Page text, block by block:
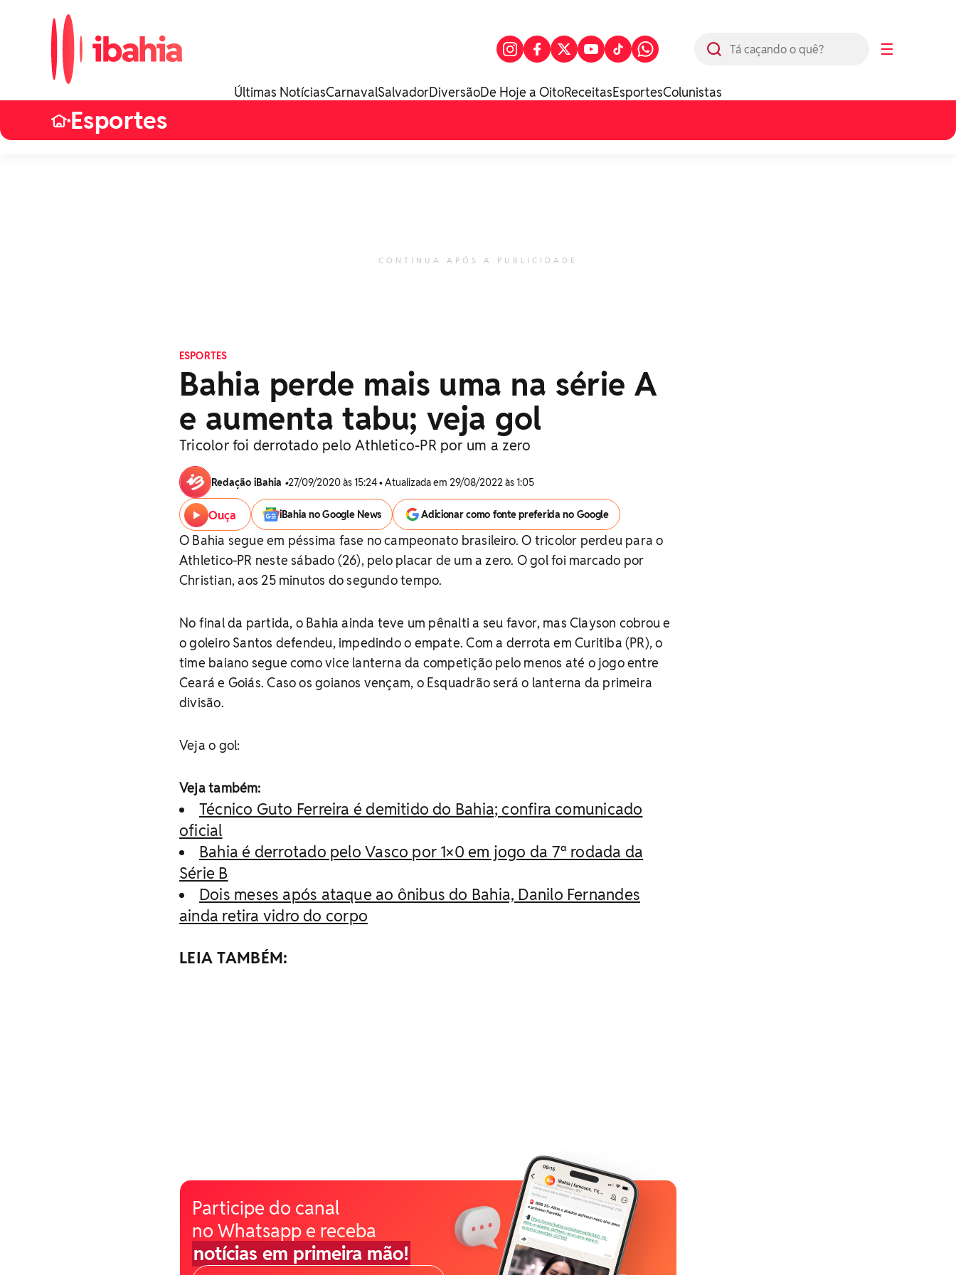
☰
Últimas NotíciasCarnavalSalvadorDiversãoDe Hoje a OitoReceitasEsportesColunistas
•Esportes
CONTINUA APÓS A PUBLICIDADE
ESPORTES
Bahia perde mais uma na série A
e aumenta tabu; veja gol
Tricolor foi derrotado pelo Athletico-PR por um a zero
Redação iBahia •27/09/2020 às 15:24 • Atualizada em 29/08/2022 às 1:05
Ouça iBahia no Google News Adicionar como fonte preferida no Google
O Bahia segue em péssima fase no campeonato brasileiro. O tricolor perdeu para o
Athletico-PR neste sábado (26), pelo placar de um a zero. O gol foi marcado por
Christian, aos 25 minutos do segundo tempo.
No final da partida, o Bahia ainda teve um pênalti a seu favor, mas Clayson cobrou e
o goleiro Santos defendeu, impedindo o empate. Com a derrota em Curitiba (PR), o
time baiano segue como vice lanterna da competição pelo menos até o jogo entre
Ceará e Goiás. Caso os goianos vençam, o Esquadrão será o lanterna da primeira
divisão.
Veja o gol:
Veja também:
Técnico Guto Ferreira é demitido do Bahia; confira comunicado
oficial
Bahia é derrotado pelo Vasco por 1×0 em jogo da 7ª rodada da
Série B
Dois meses após ataque ao ônibus do Bahia, Danilo Fernandes
ainda retira vidro do corpo
LEIA TAMBÉM:
Participe do canal
no Whatsapp e receba
notícias em primeira mão!